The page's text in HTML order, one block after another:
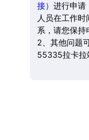
接） 进行申请
人员在工作
系，请您保持
2、其他问题
55335拉卡拉